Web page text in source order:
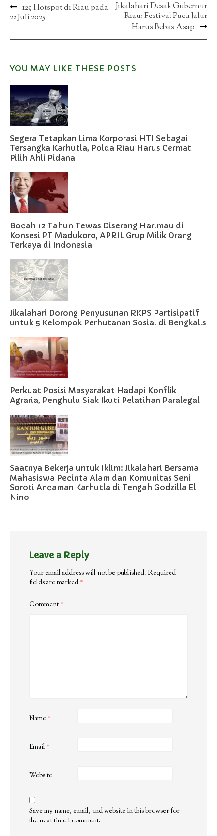
Post
navigation
129 Hotspot di Riau pada
22 Juli 2025
Jikalahari Desak Gubernur
Riau: Festival Pacu Jalur
Harus Bebas Asap
YOU MAY LIKE THESE POSTS
Segera Tetapkan Lima Korporasi HTI Sebagai
Tersangka Karhutla, Polda Riau Harus Cermat
Pilih Ahli Pidana
Bocah 12 Tahun Tewas Diserang Harimau di
Konsesi PT Madukoro, APRIL Grup Milik Orang
Terkaya di Indonesia
Jikalahari Dorong Penyusunan RKPS Partisipatif
untuk 5 Kelompok Perhutanan Sosial di Bengkalis
Perkuat Posisi Masyarakat Hadapi Konflik
Agraria, Penghulu Siak Ikuti Pelatihan Paralegal
Saatnya Bekerja untuk Iklim: Jikalahari Bersama
Mahasiswa Pecinta Alam dan Komunitas Seni
Soroti Ancaman Karhutla di Tengah Godzilla El
Nino
Leave a Reply
Your email address will not be published. Required
fields are marked *
Comment*
Name *
Email *
Website
Save my name, email, and website in this browser for
the next time I comment.